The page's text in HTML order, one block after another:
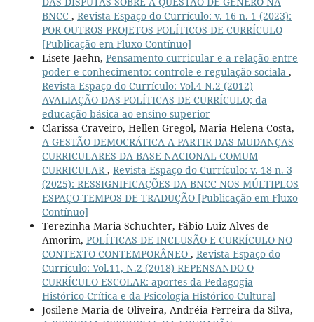
BNCC , Revista Espaço do Currículo: v. 16 n. 1 (2023):
POR OUTROS PROJETOS POLÍTICOS DE CURRÍCULO
[Publicação em Fluxo Contínuo]
Lisete Jaehn, Pensamento curricular e a relação entre
poder e conhecimento: controle e regulação sociala ,
Revista Espaço do Currículo: Vol.4 N.2 (2012)
AVALIAÇÃO DAS POLÍTICAS DE CURRÍCULO; da
educação básica ao ensino superior
Clarissa Craveiro, Hellen Gregol, Maria Helena Costa,
A GESTÃO DEMOCRÁTICA A PARTIR DAS MUDANÇAS
CURRICULARES DA BASE NACIONAL COMUM
CURRICULAR, Revista Espaço do Currículo: v. 18 n. 3
(2025): RESSIGNIFICAÇÕES DA BNCC NOS MÚLTIPLOS
ESPAÇO-TEMPOS DE TRADUÇÃO [Publicação em Fluxo
Contínuo]
Terezinha Maria Schuchter, Fábio Luiz Alves de
Amorim, POLÍTICAS DE INCLUSÃO E CURRÍCULO NO
CONTEXTO CONTEMPORÂNEO , Revista Espaço do
Currículo: Vol.11, N.2 (2018) REPENSANDO O
CURRÍCULO ESCOLAR: aportes da Pedagogia
Histórico-Crítica e da Psicologia Histórico-Cultural
Josilene Maria de Oliveira, Andréia Ferreira da Silva,